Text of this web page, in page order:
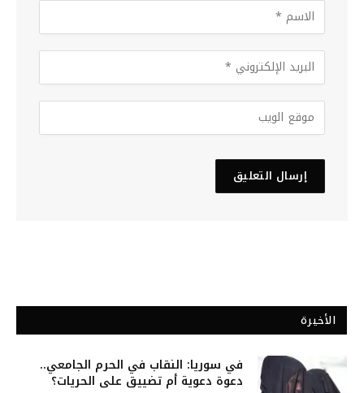
الأخيرة
في سوريا: النقاب في الحرم الجامعي..
دعوة دعوية أم تضييق على الحريات؟